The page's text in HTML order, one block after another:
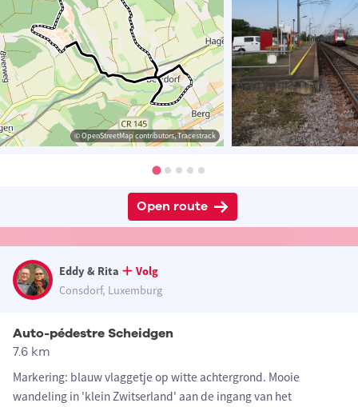
© OpenStreetMap contributors, Tracestrack
Open route
Eddy & Rita
Volg
Consdorf, Luxemburg
Auto-pédestre Scheidgen
7.6 km
Markering: blauw vlaggetje op witte achtergrond. Mooie
wandeling in 'klein Zwitserland' aan de ingang van het